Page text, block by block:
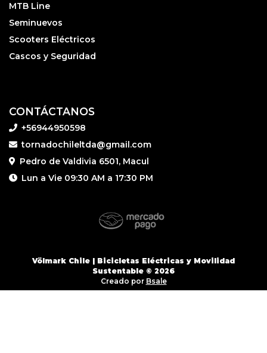
MTB Line
Seminuevos
Scooters Eléctricos
Cascos y Seguridad
CONTÁCTANOS
+56944950598
tornadochileltda@gmail.com
Pedro de Valdivia 6501, Macul
Lun a Vie 09:30 AM a 17:30 PM
Völmark Chile | Bicicletas Eléctricas y Movilidad
Sustentable © 2026
Creado por Bsale